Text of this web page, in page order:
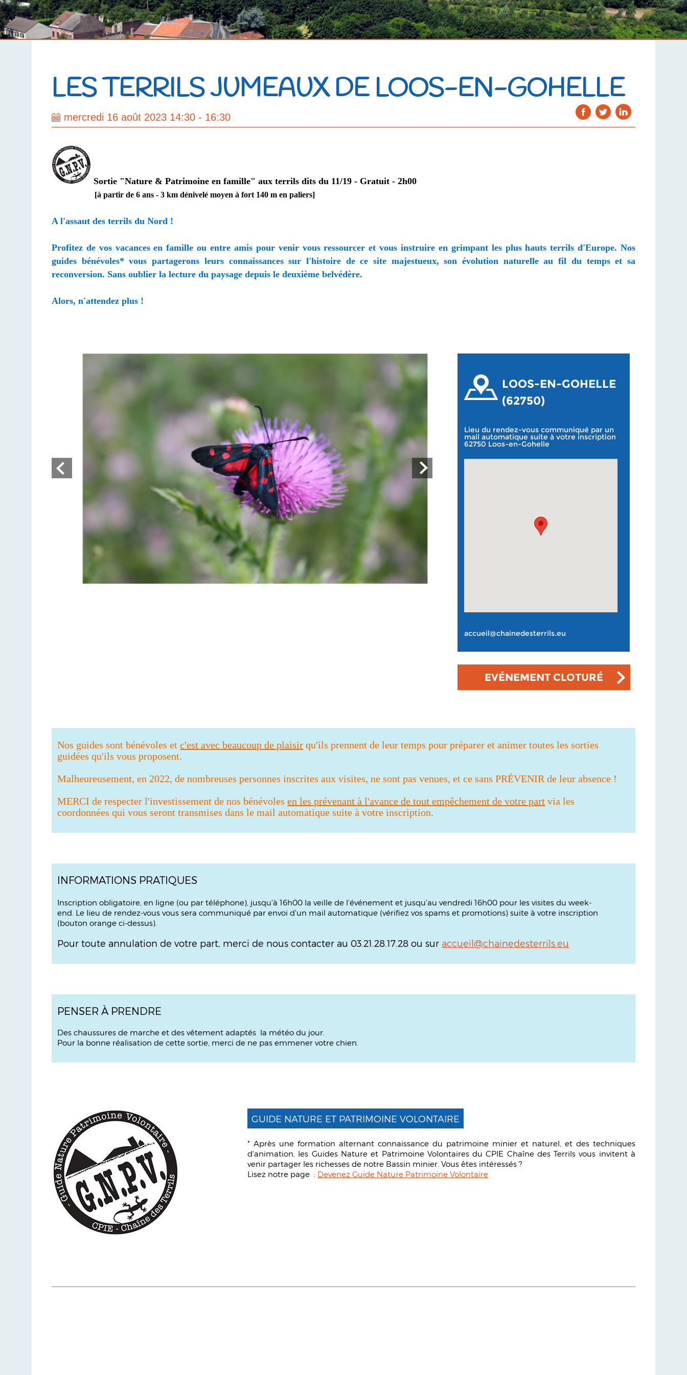
LES TERRILS JUMEAUX DE LOOS-EN-GOHELLE
mercredi 16 août 2023 14:30 - 16:30
Sortie "Nature & Patrimoine en famille" aux terrils dits du 11/19 - Gratuit - 2h00
[à partir de 6 ans - 3 km dénivelé moyen à fort 140 m en paliers]
A l'assaut des terrils du Nord !
Profitez de vos vacances en famille ou entre amis pour venir vous ressourcer et vous instruire en grimpant les plus hauts terrils d'Europe. Nos
guides bénévoles* vous partagerons leurs connaissances sur l'histoire de ce site majestueux, son évolution naturelle au fil du temps et sa
reconversion. Sans oublier la lecture du paysage depuis le deuxième belvédère.
Alors, n'attendez plus !
LOOS-EN-GOHELLE
(62750)
Lieu du rendez-vous communiqué par un
mail automatique suite à votre inscription
62750 Loos-en-Gohelle
accueil@chainedesterrils.eu
EVÉNEMENT CLOTURÉ
Nos guides sont bénévoles etc'est avec beaucoup de plaisir qu'ils prennent de leur temps pour préparer et animer toutes les sorties
guidées qu'ils vous proposent.
Malheureusement, en 2022, de nombreuses personnes inscrites aux visites, ne sont pas venues, et ce sans PRÉVENIR de leur absence !
MERCI de respecter l'investissement de nos bénévolesen les prévenant à l'avance de tout empêchement de votre part via les
coordonnées qui vous seront transmises dans le mail automatique suite à votre inscription.
INFORMATIONS PRATIQUES
Inscription obligatoire, en ligne (ou par téléphone), jusqu'à 16h00 la veille de l'événement et jusqu'au vendredi 16h00 pour les visites du week-
end. Le lieu de rendez-vous vous sera communiqué par envoi d'un mail automatique (vérifiez vos spams et promotions) suite à votre inscription
(bouton orange ci-dessus).
Pour toute annulation de votre part, merci de nous contacter au 03.21.28.17.28 ou sur accueil@chainedesterrils.eu
PENSER À PRENDRE
Des chaussures de marche et des vêtement adaptés la météo du jour.
Pour la bonne réalisation de cette sortie, merci de ne pas emmener votre chien.
GUIDE NATURE ET PATRIMOINE VOLONTAIRE
* Après une formation alternant connaissance du patrimoine minier et naturel, et des techniques
d'animation, les Guides Nature et Patrimoine Volontaires du CPIE Chaîne des Terrils vous invitent à
venir partager les richesses de notre Bassin minier. Vous êtes intéressés ?
Lisez notre page : Devenez Guide Nature Patrimoine Volontaire